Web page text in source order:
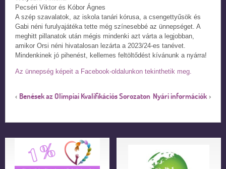
Pecséri Viktor és Kóbor Ágnes
A szép szavalatok, az iskola tanári kórusa, a csengettyűsök és
Gabi néni furulyajátéka tette még színesebbé az ünnepséget. A
meghitt pillanatok után mégis mindenki azt várta a legjobban,
amikor Orsi néni hivatalosan lezárta a 2023/24-es tanévet.
Mindenkinek jó pihenést, kellemes feltöltődést kívánunk a nyárra!
Az ünnepség képeit a Facebook-oldalunkon tekinthetik meg.
‹ Benések az Olimpiai Kvalifikációs Sorozaton Nyári információk ›